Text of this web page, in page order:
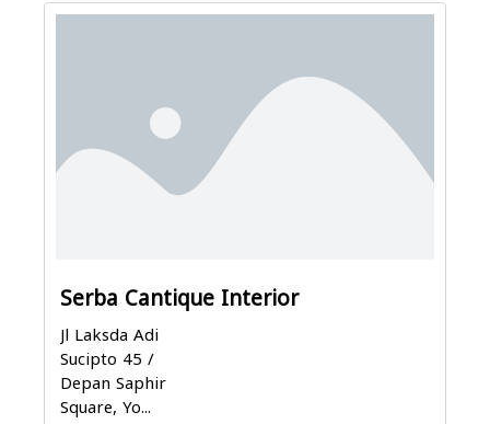
Serba Cantique Interior
Jl Laksda Adi
Sucipto 45 /
Depan Saphir
Square, Yo...